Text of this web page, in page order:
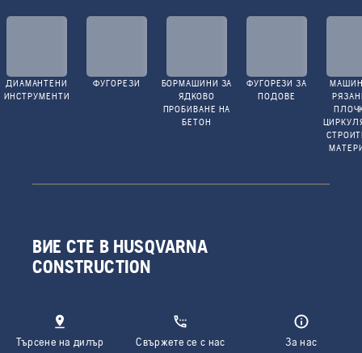
ДИАМАНТЕНИ
ИНСТРУМЕНТИ
ФУГОРЕЗИ
БОРМАШИНИ ЗА
ЯДКОВО
ПРОБИВАНЕ НА
БЕТОН
ФУГОРЕЗИ ЗА
ПОДОВЕ
ВИЕ СТЕ В HUSQVARNA
CONSTRUCTION
Търсене на дилър Свържете се с нас За нас